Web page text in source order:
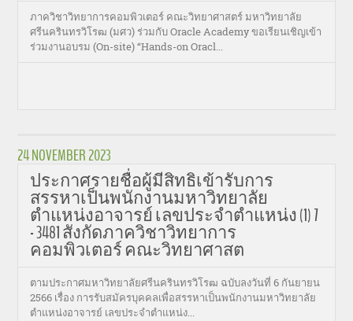
ภาควิชาวิทยาการคอมพิวเตอร์ คณะวิทยาศาสตร์ มหาวิทยาลัย
ศรีนครินทรวิโรฒ (มศว) ร่วมกับ Oracle Academy ขอเรียนเชิญเข้า
ร่วมงานอบรม (On-site) “Hands-on Oracl...
24 NOVEMBER 2023
ประกาศรายชื่อผู้มีสิทธิเข้ารับการ
สรรหาเป็นพนักงานมหาวิทยาลัย
ตำแหน่งอาจารย์ เลขประจำตำแหน่ง (1) 7
- 3481 สังกัดภาควิชาวิทยาการ
คอมพิวเตอร์ คณะวิทยาศาสต
ตามประกาศมหาวิทยาลัยศรีนครินทรวิโรฒ ฉบับลงวันที่ 6 กันยายน
2566 เรื่อง การรับสมัครบุคคลเพื่อสรรหาเป็นพนักงานมหาวิทยาลัย
ตำแหน่งอาจารย์ เลขประจำตำแหน่ง...